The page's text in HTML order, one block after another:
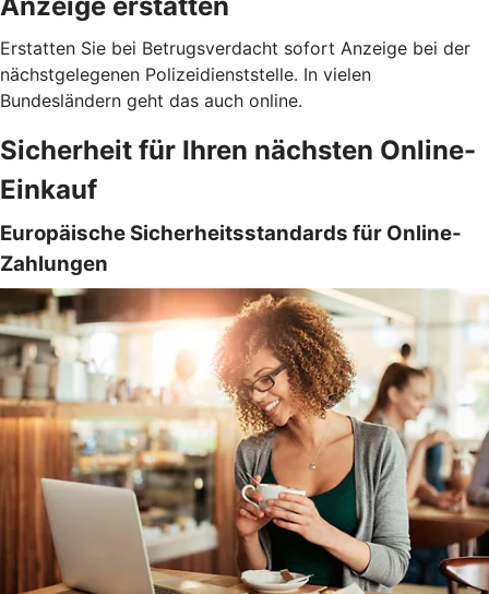
Erstatten Sie bei Betrugsverdacht sofort Anzeige bei der
nächstgelegenen Polizeidienststelle. In vielen
Bundesländern geht das auch online.
Sicherheit für Ihren nächsten Online-
Einkauf
Europäische Sicherheitsstandards für Online-
Zahlungen